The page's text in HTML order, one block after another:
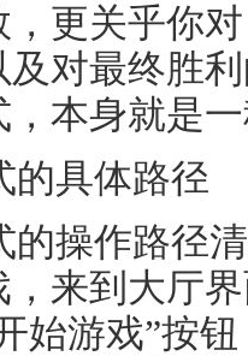
更关乎你
对最终胜
本身就是
的具体路径
的操作路径
来到大厅
始游戏”按